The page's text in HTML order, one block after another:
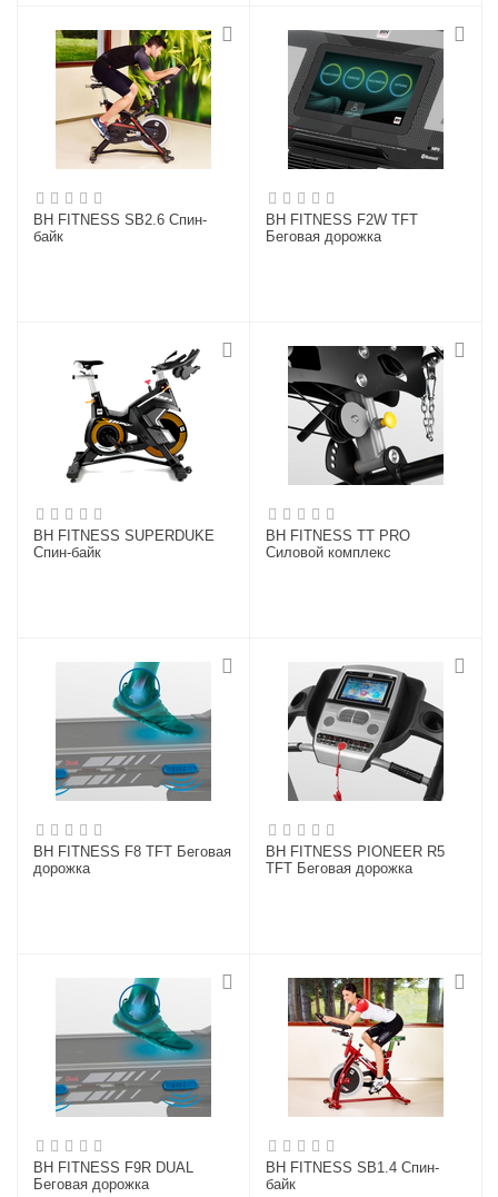
BH FITNESS SB2.6 Спин-
байк
BH FITNESS F2W TFT
Беговая дорожка
BH FITNESS SUPERDUKE
Спин-байк
BH FITNESS TT PRO
Силовой комплекс
BH FITNESS F8 TFT Беговая
дорожка
BH FITNESS PIONEER R5
TFT Беговая дорожка
BH FITNESS F9R DUAL
Беговая дорожка
BH FITNESS SB1.4 Спин-
байк